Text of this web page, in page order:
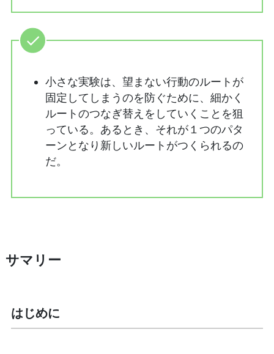
小さな実験は、望まない行動のルートが
固定してしまうのを防ぐために、細かく
ルートのつなぎ替えをしていくことを狙
っている。あるとき、それが１つのパタ
ーンとなり新しいルートがつくられるの
だ。
サマリー
はじめに